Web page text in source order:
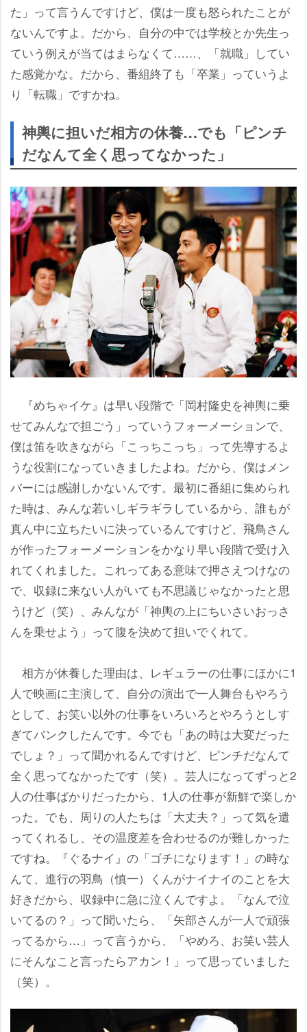
た」って言うんですけど、僕は一度も怒られたことが
ないんですよ。だから、自分の中では学校とか先生っ
ていう例えが当てはまらなくて……、「就職」してい
た感覚かな。だから、番組終了も「卒業」っていうよ
り「転職」ですかね。
神輿に担いだ相方の休養…でも「ピンチ
だなんて全く思ってなかった」
『めちゃイケ』は早い段階で「岡村隆史を神輿に乗
せてみんなで担ごう」っていうフォーメーションで、
僕は笛を吹きながら「こっちこっち」って先導するよ
うな役割になっていきましたよね。だから、僕はメン
バーには感謝しかないんです。最初に番組に集められ
た時は、みんな若いしギラギラしているから、誰もが
真ん中に立ちたいに決っているんですけど、飛鳥さん
が作ったフォーメーションをかなり早い段階で受け入
れてくれました。これってある意味で押さえつけなの
で、収録に来ない人がいても不思議じゃなかったと思
うけど（笑）、みんなが「神輿の上にちいさいおっさ
んを乗せよう」って腹を決めて担いでくれて。
相方が休養した理由は、レギュラーの仕事にほかに1
人で映画に主演して、自分の演出で一人舞台もやろう
として、お笑い以外の仕事をいろいろとやろうとしす
ぎてパンクしたんです。今でも「あの時は大変だった
でしょ？」って聞かれるんですけど、ピンチだなんて
全く思ってなかったです（笑）。芸人になってずっと2
人の仕事ばかりだったから、1人の仕事が新鮮で楽しか
った。でも、周りの人たちは「大丈夫？」って気を遣
ってくれるし、その温度差を合わせるのが難しかった
ですね。『ぐるナイ』の「ゴチになります！」の時な
んて、進行の羽鳥（慎一）くんがナイナイのことを大
好きだから、収録中に急に泣くんですよ。「なんで泣
いてるの？」って聞いたら、「矢部さんが一人で頑張
ってるから…」って言うから、「やめろ、お笑い芸人
にそんなこと言ったらアカン！」って思っていました
（笑）。